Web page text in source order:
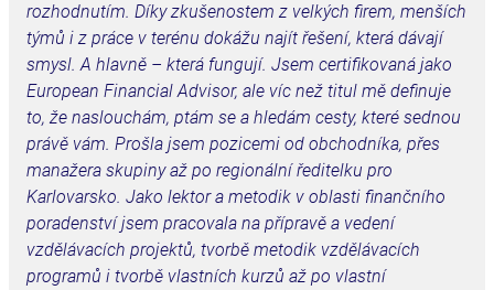
rozhodnutím. Díky zkušenostem z velkých firem, menších
týmů i z práce v terénu dokážu najít řešení, která dávají
smysl. A hlavně – která fungují. Jsem certifikovaná jako
European Financial Advisor, ale víc než titul mě definuje
to, že naslouchám, ptám se a hledám cesty, které sednou
právě vám. Prošla jsem pozicemi od obchodníka, přes
manažera skupiny až po regionální ředitelku pro
Karlovarsko. Jako lektor a metodik v oblasti finančního
poradenství jsem pracovala na přípravě a vedení
vzdělávacích projektů, tvorbě metodik vzdělávacích
programů i tvorbě vlastních kurzů až po vlastní